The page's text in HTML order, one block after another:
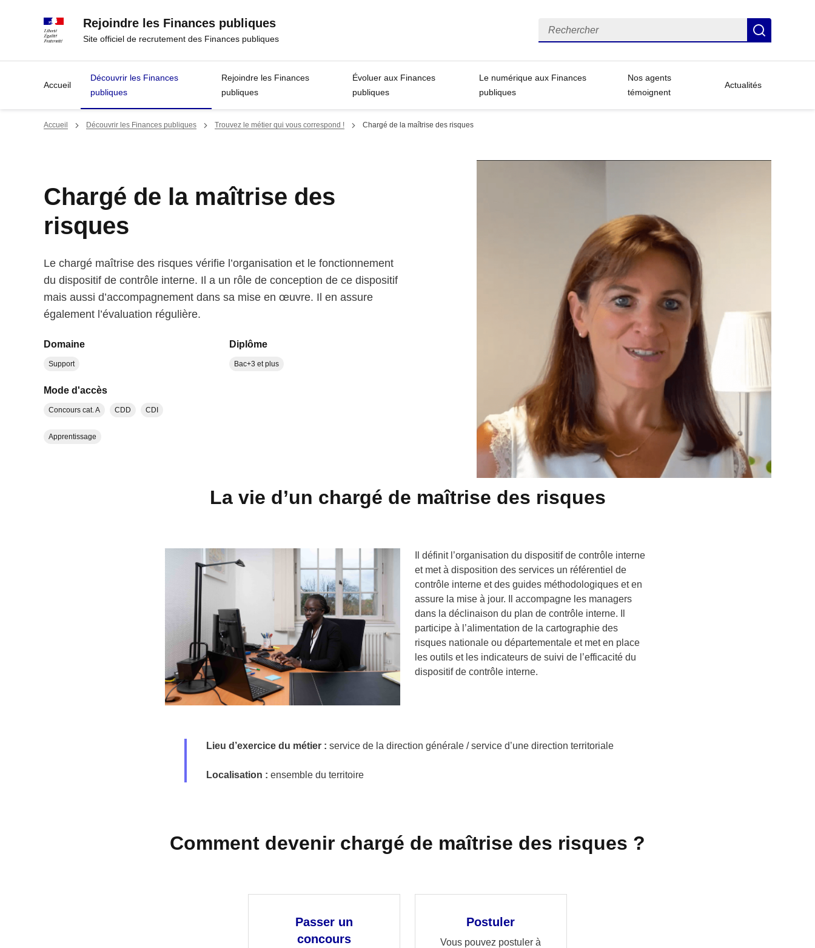
Rejoindre les Finances publiques
Site officiel de recrutement des Finances publiques
Rechercher
Accueil
Découvrir les Finances
publiques
Rejoindre les Finances
publiques
Évoluer aux Finances
publiques
Le numérique aux Finances
publiques
Nos agents
témoignent
Actualités
Accueil Découvrir les Finances publiques Trouvez le métier qui vous correspond ! Chargé de la maîtrise des risques
Chargé de la maîtrise des
risques
Le chargé maîtrise des risques vérifie l’organisation et le fonctionnement
du dispositif de contrôle interne. Il a un rôle de conception de ce dispositif
mais aussi d’accompagnement dans sa mise en œuvre. Il en assure
également l’évaluation régulière.
Domaine
Support
Mode d'accès
Concours cat. A CDD CDI
Apprentissage
Diplôme
Bac+3 et plus
La vie d’un chargé de maîtrise des risques
Il définit l’organisation du dispositif de contrôle interne
et met à disposition des services un référentiel de
contrôle interne et des guides méthodologiques et en
assure la mise à jour. Il accompagne les managers
dans la déclinaison du plan de contrôle interne. Il
participe à l’alimentation de la cartographie des
risques nationale ou départementale et met en place
les outils et les indicateurs de suivi de l’efficacité du
dispositif de contrôle interne.
Lieu d’exercice du métier : service de la direction générale / service d’une direction territoriale
Localisation : ensemble du territoire
Comment devenir chargé de maîtrise des risques ?
Passer un
concours
Postuler
Vous pouvez postuler à